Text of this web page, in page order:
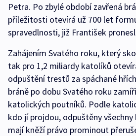
Petra. Po zbylé období zavřená
příležitosti otevírá už 700 let
spravedlnosti, již František
Zahájením Svatého roku, který
tak pro 1,2 miliardy katolíků
odpuštění trestů za spáchané
bráně po dobu Svatého roku
katolických poutníků. Podle
kdo jí projdou, odpuštěny všechny
mají kněží právo prominout